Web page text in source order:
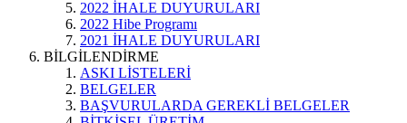
2022 İHALE DUYURULARI
2022 Hibe Programı
2021 İHALE DUYURULARI
BİLGİLENDİRME
ASKI LİSTELERİ
BELGELER
BAŞVURULARDA GEREKLİ BELGELER